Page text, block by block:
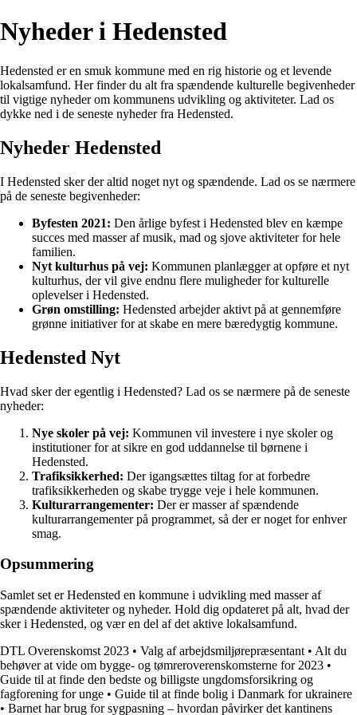
Nyheder i Hedensted
Hedensted er en smuk kommune med en rig historie og et levende
lokalsamfund. Her finder du alt fra spændende kulturelle begivenheder
til vigtige nyheder om kommunens udvikling og aktiviteter. Lad os
dykke ned i de seneste nyheder fra Hedensted.
Nyheder Hedensted
I Hedensted sker der altid noget nyt og spændende. Lad os se nærmere
på de seneste begivenheder:
Byfesten 2021: Den årlige byfest i Hedensted blev en kæmpe
succes med masser af musik, mad og sjove aktiviteter for hele
familien.
Nyt kulturhus på vej: Kommunen planlægger at opføre et nyt
kulturhus, der vil give endnu flere muligheder for kulturelle
oplevelser i Hedensted.
Grøn omstilling: Hedensted arbejder aktivt på at gennemføre
grønne initiativer for at skabe en mere bæredygtig kommune.
Hedensted Nyt
Hvad sker der egentlig i Hedensted? Lad os se nærmere på de seneste
nyheder:
Nye skoler på vej: Kommunen vil investere i nye skoler og
institutioner for at sikre en god uddannelse til børnene i
Hedensted.
Trafiksikkerhed: Der igangsættes tiltag for at forbedre
trafiksikkerheden og skabe trygge veje i hele kommunen.
Kulturarrangementer: Der er masser af spændende
kulturarrangementer på programmet, så der er noget for enhver
smag.
Opsummering
Samlet set er Hedensted en kommune i udvikling med masser af
spændende aktiviteter og nyheder. Hold dig opdateret på alt, hvad der
sker i Hedensted, og vær en del af det aktive lokalsamfund.
DTL Overenskomst 2023 • Valg af arbejdsmiljørepræsentant • Alt du
behøver at vide om bygge- og tømreroverenskomsterne for 2023 •
Guide til at finde den bedste og billigste ungdomsforsikring og
fagforening for unge • Guide til at finde bolig i Danmark for ukrainere
• Barnet har brug for sygpasning – hvordan påvirker det kantinens